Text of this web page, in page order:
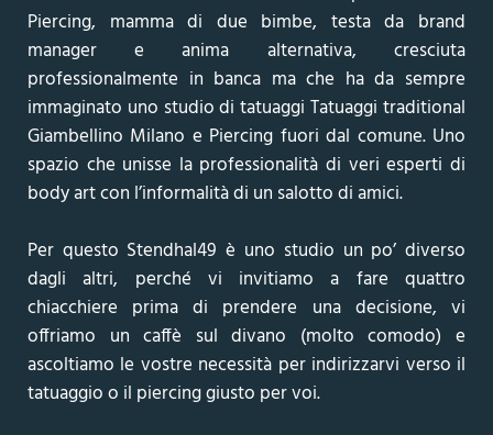
Piercing, mamma di due bimbe, testa da brand
manager e anima alternativa, cresciuta
professionalmente in banca ma che ha da sempre
immaginato uno studio di tatuaggi Tatuaggi traditional
Giambellino Milano e Piercing fuori dal comune. Uno
spazio che unisse la professionalità di veri esperti di
body art con l’informalità di un salotto di amici.
Per questo Stendhal49 è uno studio un po’ diverso
dagli altri, perché vi invitiamo a fare quattro
chiacchiere prima di prendere una decisione, vi
offriamo un caffè sul divano (molto comodo) e
ascoltiamo le vostre necessità per indirizzarvi verso il
tatuaggio o il piercing giusto per voi.